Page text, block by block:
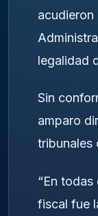
acudieron
legalidad
Sin
amparo
tribunales
“En
fiscal fue